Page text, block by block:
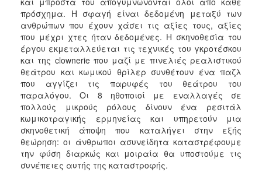
πρόσχημα. Η σφαγή είναι δεδομένη μεταξύ των
ανθρώπων που έχουν χάσει τις αξίες τους, αξίες
που μέχρι χτες ήταν δεδομένες. Η σκηνοθεσία του
έργου εκμεταλλεύεται τις τεχνικές του γκροτέσκου
και της clownerie που μαζί με πινελιές ρεαλιστικού
θεάτρου και κωμικού θρίλερ συνθέτουν ένα παζλ
που αγγίζει τις παρυφές του θεάτρου του
παραλόγου. Οι 8 ηθοποιοί με εναλλαγές σε
πολλούς μικρούς ρόλους δίνουν ένα ρεσιτάλ
κωμικοτραγικής ερμηνείας και υπηρετούν μια
σκηνοθετική άποψη που καταλήγει στην εξής
θεώρηση: οι άνθρωποι ασυνείδητα καταστρέφουμε
την φύση διαρκώς και μοιραία θα υποστούμε τις
συνέπειες αυτής της καταστροφής.